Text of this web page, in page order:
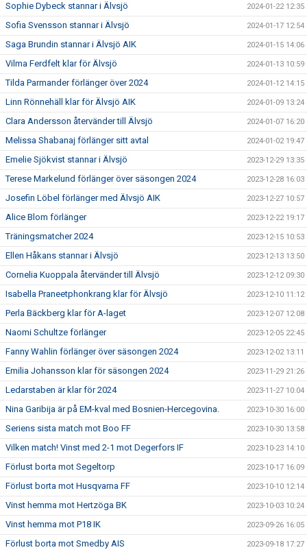
Sophie Dybeck stannar i Älvsjö 2024-01-22 12:35
Sofia Svensson stannar i Älvsjö 2024-01-17 12:54
Saga Brundin stannar i Älvsjö AIK 2024-01-15 14:06
Vilma Ferdfelt klar för Älvsjö 2024-01-13 10:59
Tilda Parmander förlänger över 2024 2024-01-12 14:15
Linn Rönnehäll klar för Älvsjö AIK 2024-01-09 13:24
Clara Andersson återvänder till Älvsjö 2024-01-07 16:20
Melissa Shabanaj förlänger sitt avtal 2024-01-02 19:47
Emelie Sjökvist stannar i Älvsjö 2023-12-29 13:35
Terese Markelund förlänger över säsongen 2024 2023-12-28 16:03
Josefin Löbel förlänger med Älvsjö AIK 2023-12-27 10:57
Alice Blom förlänger 2023-12-22 19:17
Träningsmatcher 2024 2023-12-15 10:53
Ellen Håkans stannar i Älvsjö 2023-12-13 13:50
Cornelia Kuoppala återvänder till Älvsjö 2023-12-12 09:30
Isabella Praneetphonkrang klar för Älvsjö 2023-12-10 11:12
Perla Bäckberg klar för A-laget 2023-12-07 12:08
Naomi Schultze förlänger 2023-12-05 22:45
Fanny Wahlin förlänger över säsongen 2024 2023-12-02 13:11
Emilia Johansson klar för säsongen 2024 2023-11-29 21:26
Ledarstaben är klar för 2024 2023-11-27 10:04
Nina Garibija är på EM-kval med Bosnien-Hercegovina. 2023-10-30 16:00
Seriens sista match mot Boo FF 2023-10-30 13:58
Vilken match! Vinst med 2-1 mot Degerfors IF 2023-10-23 14:10
Förlust borta mot Segeltorp 2023-10-17 16:09
Förlust borta mot Husqvarna FF 2023-10-10 12:14
Vinst hemma mot Hertzöga BK 2023-10-03 10:24
Vinst hemma mot P18 IK 2023-09-26 16:05
Förlust borta mot Smedby AIS 2023-09-18 17:27